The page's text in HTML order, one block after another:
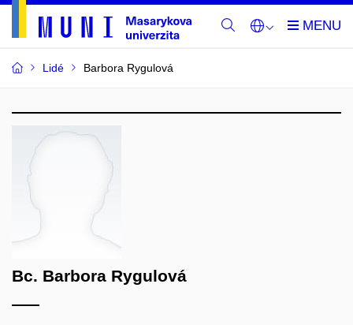
Lidé Barbora Rygulová
Bc. Barbora Rygulová